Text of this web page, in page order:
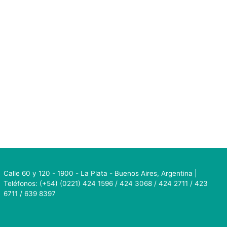
Calle 60 y 120 - 1900 - La Plata - Buenos Aires, Argentina |
Teléfonos: (+54) (0221) 424 1596 / 424 3068 / 424 2711 / 423
6711 / 639 8397